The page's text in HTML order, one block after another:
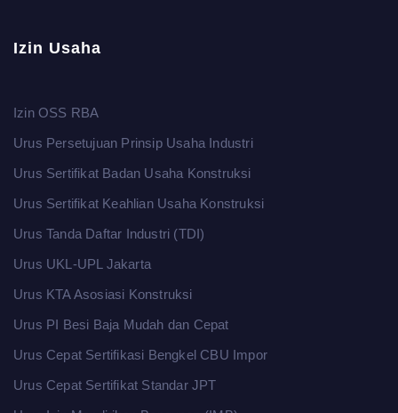
Izin Usaha
Izin OSS RBA
Urus Persetujuan Prinsip Usaha Industri
Urus Sertifikat Badan Usaha Konstruksi
Urus Sertifikat Keahlian Usaha Konstruksi
Urus Tanda Daftar Industri (TDI)
Urus UKL-UPL Jakarta
Urus KTA Asosiasi Konstruksi
Urus PI Besi Baja Mudah dan Cepat
Urus Cepat Sertifikasi Bengkel CBU Impor
Urus Cepat Sertifikat Standar JPT